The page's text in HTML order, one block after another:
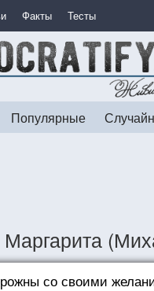
Факты Тесты
Популярные
со своими